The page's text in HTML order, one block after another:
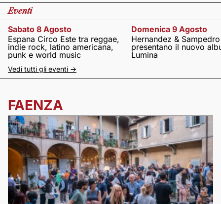
Eventi
Sabato 8 Agosto
Espana Circo Este tra reggae,
indie rock, latino americana,
punk e world music
Domenica 9 Agosto
Hernandez & Sampedro
presentano il nuovo
Lumina
Vedi tutti gli eventi ->
FAENZA